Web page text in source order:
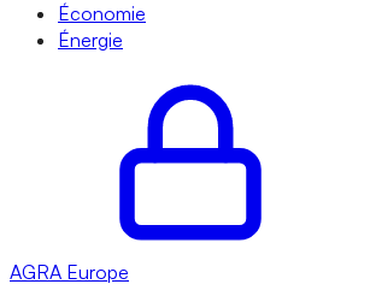
Économie
Énergie
AGRA Europe